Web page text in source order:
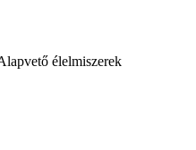
élelmiszerek